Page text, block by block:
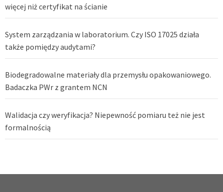
więcej niż certyfikat na ścianie
System zarządzania w laboratorium. Czy ISO 17025 działa
także pomiędzy audytami?
Biodegradowalne materiały dla przemysłu opakowaniowego.
Badaczka PWr z grantem NCN
Walidacja czy weryfikacja? Niepewność pomiaru też nie jest
formalnością